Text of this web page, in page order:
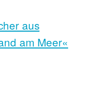
aus
am Meer«